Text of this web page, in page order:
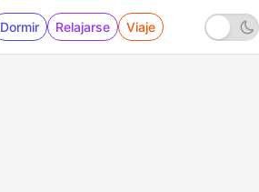
Dormir Relajarse Viaje